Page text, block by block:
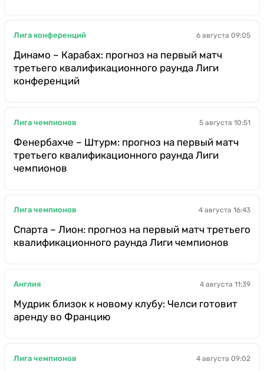
Лига конференций 6 августа 09:05
Динамо – Карабах: прогноз на первый матч
третьего квалификационного раунда Лиги
конференций
Лига чемпионов 5 августа 10:51
Фенербахче – Штурм: прогноз на первый матч
третьего квалификационного раунда Лиги
чемпионов
Лига чемпионов 4 августа 16:43
Спарта – Лион: прогноз на первый матч третьего
квалификационного раунда Лиги чемпионов
Англия 4 августа 11:39
Мудрик близок к новому клубу: Челси готовит
аренду во Францию
Лига чемпионов 4 августа 09:02